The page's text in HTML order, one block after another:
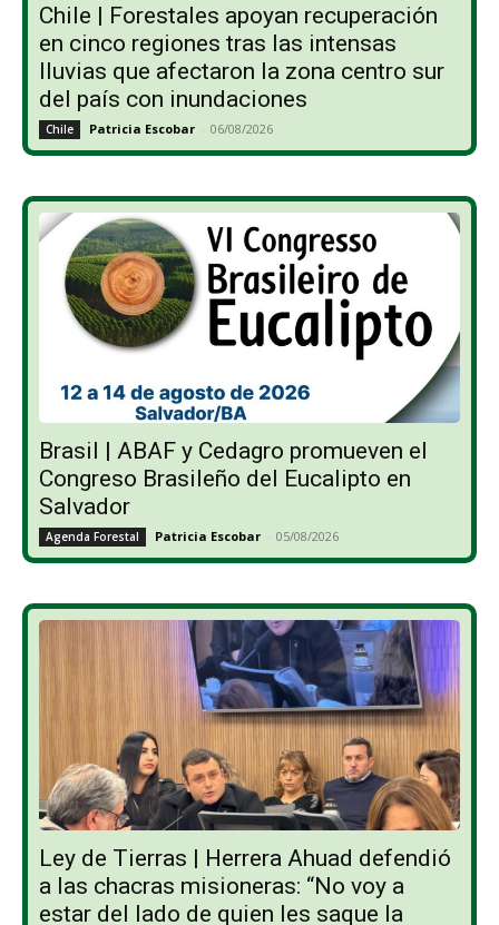
Chile | Forestales apoyan recuperación
en cinco regiones tras las intensas
lluvias que afectaron la zona centro sur
del país con inundaciones
Chile Patricia Escobar - 06/08/2026
Brasil | ABAF y Cedagro promueven el
Congreso Brasileño del Eucalipto en
Salvador
Agenda Forestal Patricia Escobar - 05/08/2026
Ley de Tierras | Herrera Ahuad defendió
a las chacras misioneras: “No voy a
estar del lado de quien les saque la